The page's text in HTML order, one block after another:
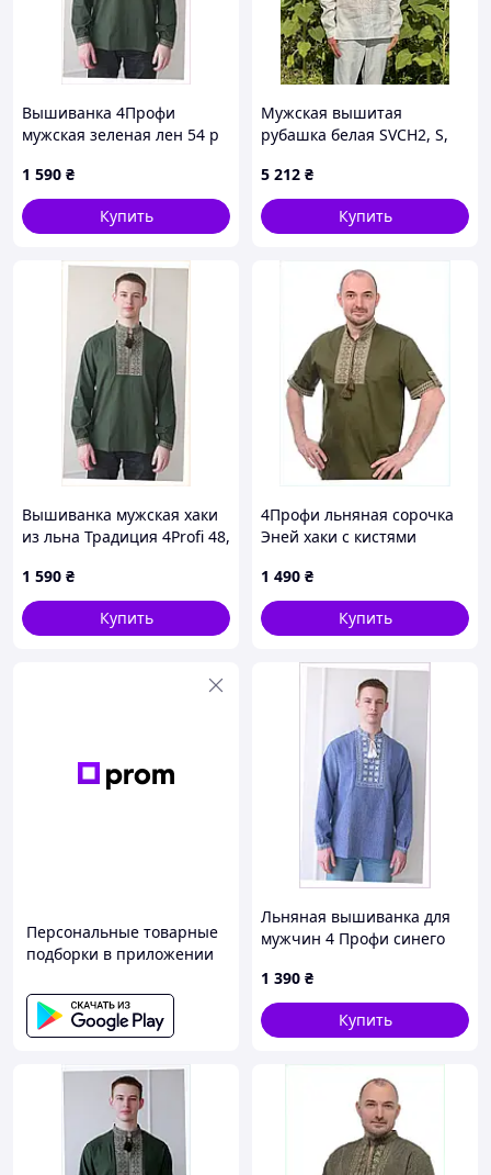
Вышиванка 4Профи
мужская зеленая лен 54 р
1 590 ₴
Купить
Мужская вышитая
рубашка белая SVCH2, S,
5 212 ₴
Купить
Вышиванка мужская хаки
из льна Традиция 4Profi 48,
1 590 ₴
Купить
4Профи льняная сорочка
Эней хаки с кистями
1 490 ₴
Купить
Персональные товарные
подборки в приложении
Льняная вышиванка для
мужчин 4 Профи синего
1 390 ₴
Купить